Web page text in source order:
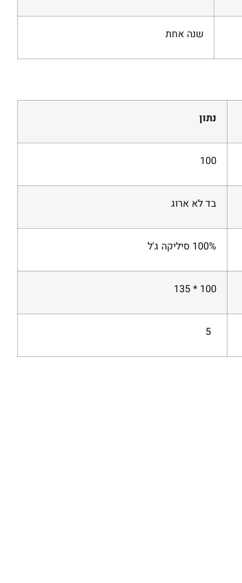
שנה אחת
נתון
100
בד לא ארוג
100% סיליקה ג'ל
100 * 135